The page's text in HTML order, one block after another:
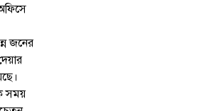
জনের
সময়